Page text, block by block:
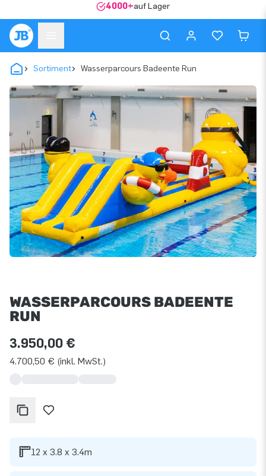
4000+auf Lager
Sortiment Wasserparcours Badeente Run
WASSERPARCOURS BADEENTE
RUN
3.950,00 €
4.700,50 € (inkl. MwSt.)
12 x 3.8 x 3.4m